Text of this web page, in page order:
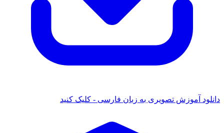
آموزش تصویری به زبان فارسی - کلیک کنید